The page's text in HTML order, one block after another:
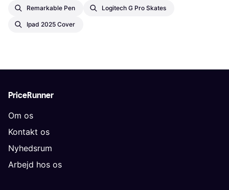
Remarkable Pen Logitech G Pro Skates
Ipad 2025 Cover
PriceRunner
Om os
Kontakt os
Nyhedsrum
Arbejd hos os